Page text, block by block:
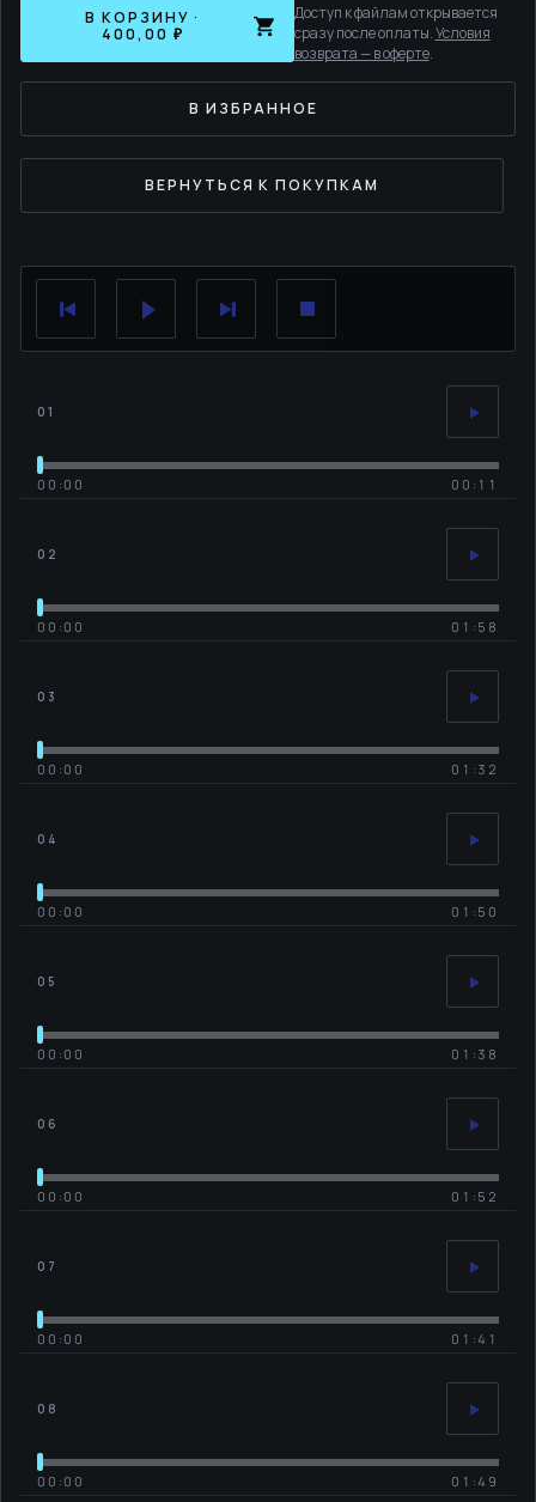
В КОРЗИНУ ·
400,00 ₽
Доступ к файлам открывается
сразу после оплаты.Условия
возврата — в оферте.
В ИЗБРАННОЕ
ВЕРНУТЬСЯ К ПОКУПКАМ
01
00:00 00:11
02
00:00 01:58
03
00:00 01:32
04
00:00 01:50
05
00:00 01:38
06
00:00 01:52
07
00:00 01:41
08
00:00 01:49